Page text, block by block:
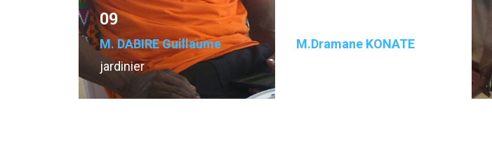
09
M. DABIRE Guillaume
jardinier
M.Dramane KONATE